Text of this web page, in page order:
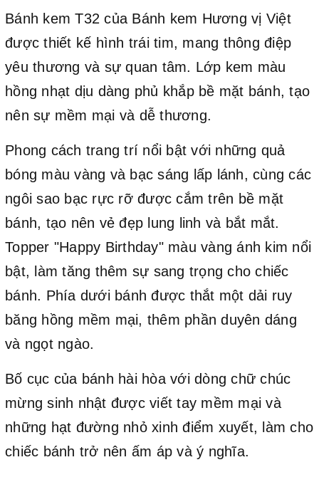
Bánh kem T32 của Bánh kem Hương vị Việt
được thiết kế hình trái tim, mang thông điệp
yêu thương và sự quan tâm. Lớp kem màu
hồng nhạt dịu dàng phủ khắp bề mặt bánh, tạo
nên sự mềm mại và dễ thương.
Phong cách trang trí nổi bật với những quả
bóng màu vàng và bạc sáng lấp lánh, cùng các
ngôi sao bạc rực rỡ được cắm trên bề mặt
bánh, tạo nên vẻ đẹp lung linh và bắt mắt.
Topper "Happy Birthday" màu vàng ánh kim nổi
bật, làm tăng thêm sự sang trọng cho chiếc
bánh. Phía dưới bánh được thắt một dải ruy
băng hồng mềm mại, thêm phần duyên dáng
và ngọt ngào.
Bố cục của bánh hài hòa với dòng chữ chúc
mừng sinh nhật được viết tay mềm mại và
những hạt đường nhỏ xinh điểm xuyết, làm cho
chiếc bánh trở nên ấm áp và ý nghĩa.